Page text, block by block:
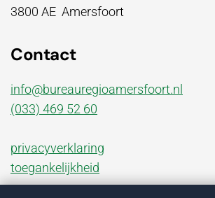
3800 AE Amersfoort
Contact
info@bureauregioamersfoort.nl
(033) 469 52 60
privacyverklaring
toegankelijkheid